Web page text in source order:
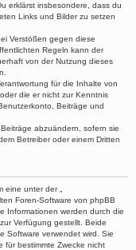
erklärst insbesondere, dass du
Links und Bilder zu setzen
Verstößen gegen diese
Regeln kann der
von der Nutzung dieses
für die Inhalte von
die er nicht zur Kenntnis
Beiträge und
abzuändern, sofern sie
Betreiber oder einem Dritten
unter der „
Foren-Software von phpBB
Informationen werden durch die
Verfügung gestellt. Beide
Software verwendet wird. Sie
für bestimmte Zwecke nicht